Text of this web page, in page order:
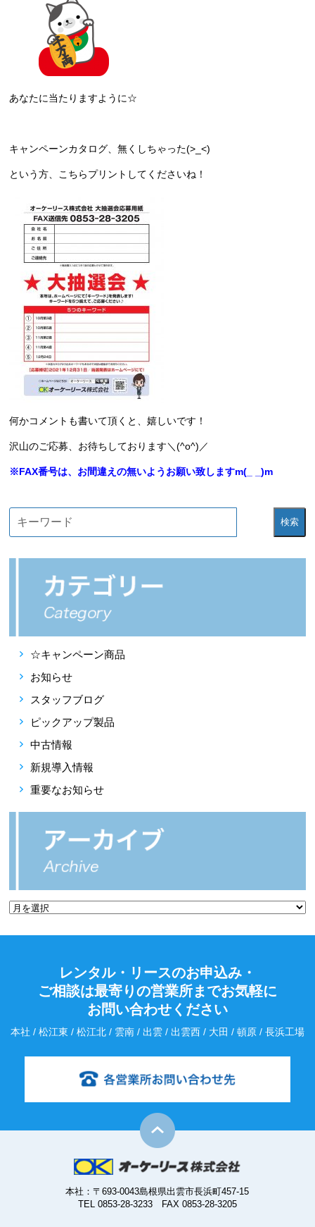
あなたに当たりますように☆
キャンペーンカタログ、無くしちゃった(>_<)
という方、こちらプリントしてくださいね！
何かコメントも書いて頂くと、嬉しいです！
沢山のご応募、お待ちしております＼(^o^)／
※FAX番号は、お間違えの無いようお願い致しますm(_ _)m
検索
☆キャンペーン商品
お知らせ
スタッフブログ
ピックアップ製品
中古情報
新規導入情報
重要なお知らせ
レンタル・リースのお申込み・
ご相談は最寄りの営業所までお気軽に
お問い合わせください
本社 / 松江東 / 松江北 / 雲南 / 出雲 / 出雲西 / 大田 / 頓原 / 長浜工場
本社：〒693-0043島根県出雲市長浜町457-15
TEL 0853-28-3233 FAX 0853-28-3205